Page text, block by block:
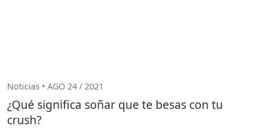
Noticias • AGO 24 / 2021
¿Qué significa soñar que te besas con tu
crush?